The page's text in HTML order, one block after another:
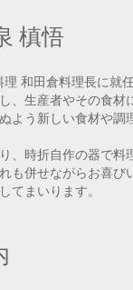
槙悟
和田倉料理長に就
、生産者やその食材
よう新しい食材や調
、時折自作の器で料
も併せながらお喜び
てまいります。